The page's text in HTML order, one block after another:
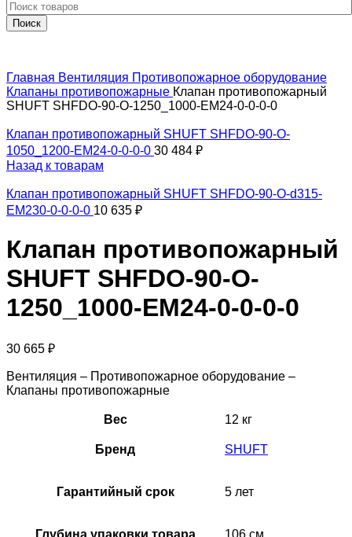
Поиск
Главная Вентиляция Противопожарное оборудование
Клапаны противопожарные Клапан противопожарный
SHUFT SHFDO-90-O-1250_1000-EM24-0-0-0-0
Клапан противопожарный SHUFT SHFDO-90-O-
1050_1200-EM24-0-0-0-0 30 484 ₽
Назад к товарам
Клапан противопожарный SHUFT SHFDO-90-O-d315-
EM230-0-0-0-0 10 635 ₽
Клапан противопожарный
SHUFT SHFDO-90-O-
1250_1000-EM24-0-0-0-0
30 665 ₽
Вентиляция – Противопожарное оборудование –
Клапаны противопожарные
Вес 12 кг
Бренд SHUFT
Гарантийный срок 5 лет
Глубина упаковки товара 106 см